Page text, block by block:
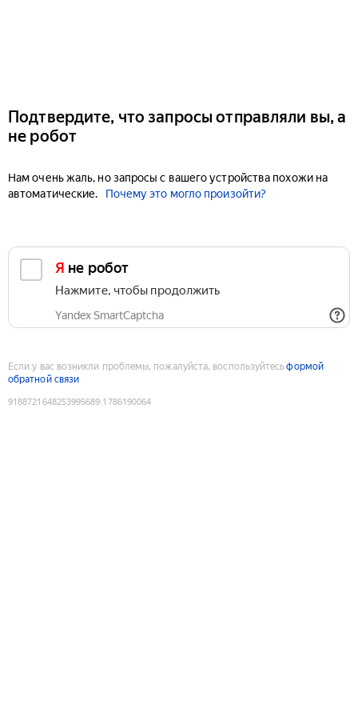
Подтвердите, что запросы отправляли вы, а
не робот
Нам очень жаль, но запросы с вашего устройства похожи на
автоматические.
Почему это могло произойти?
Я не робот
Нажмите, чтобы продолжить
Yandex SmartCaptcha
Если у вас возникли проблемы, пожалуйста, воспользуйтесьформой
обратной связи
9188721648253995689:1786190064